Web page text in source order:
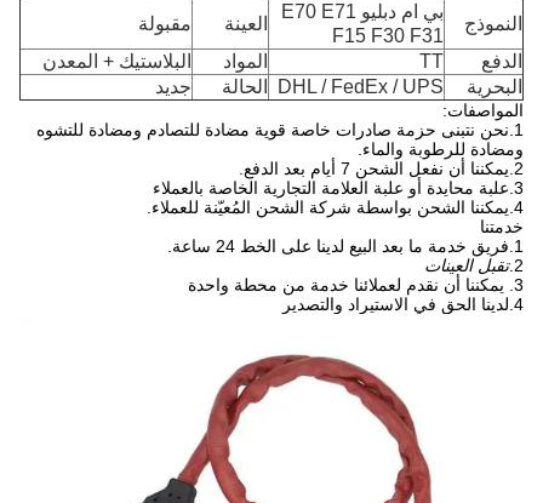
النموذج
بي ام دبليو E70 E71
F15 F30 F31
العينة
مقبولة
الدفع
TT المواد
البلاستيك + المعدن
البحرية
DHL / FedEx / UPS الحالة جديد
المواصفات:
1. نحن نتبنى حزمة صادرات خاصة قوية مضادة للتصادم ومضادة للتشوه
ومضادة للرطوبة والماء.
2. يمكننا أن نفعل الشحن 7 أيام بعد الدفع.
3. علبة محايدة أو علبة العلامة التجارية الخاصة بالعملاء
4. يمكننا الشحن بواسطة شركة الشحن المُعيّنة للعملاء.
خدمتنا
1. فريق خدمة ما بعد البيع لدينا على الخط 24 ساعة.
2. تقبل العينات
3. يمكننا أن نقدم لعملائنا خدمة من محطة واحدة
4. لدينا الحق في الاستيراد والتصدير